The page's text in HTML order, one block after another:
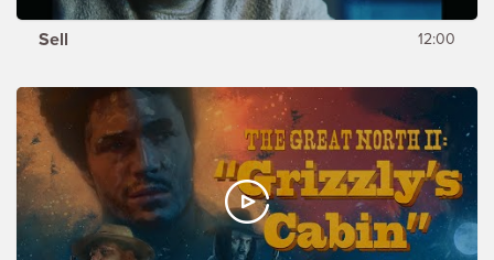
Sell 12:00